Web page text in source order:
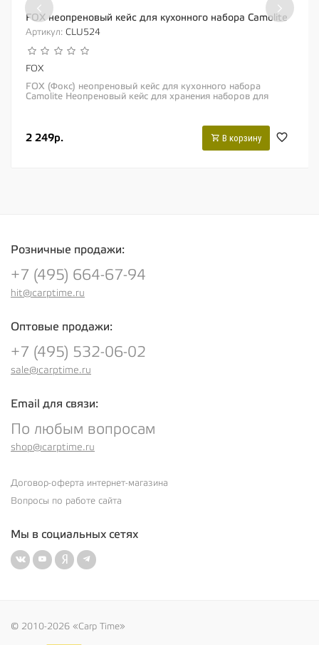
FOX неопреновый кейс для кухонного набора Camolite
Артикул: CLU524
FOX
FOX (Фокс) неопреновый кейс для кухонного набора
Camolite Неопреновый кейс для хранения наборов для
2 249р. В корзину
‹ ›
Розничные продажи:
+7 (495) 664-67-94
hit@carptime.ru
Оптовые продажи:
+7 (495) 532-06-02
sale@carptime.ru
Email для связи:
По любым вопросам
shop@carptime.ru
Договор-оферта интернет-магазина
Вопросы по работе сайта
Мы в социальных сетях
© 2010-2026 «Carp Time»